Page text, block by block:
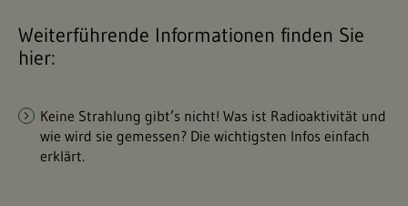
Weiterführende Informationen finden Sie
hier:
Keine Strahlung gibt’s nicht! Was ist Radioaktivität und
wie wird sie gemessen? Die wichtigsten Infos einfach
erklärt.